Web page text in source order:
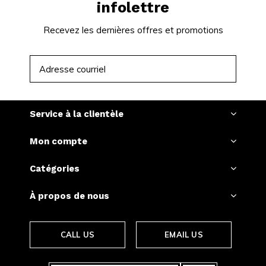
infolettre
Recevez les dernières offres et promotions
Service à la clientèle
Mon compte
Catégories
À propos de nous
CALL US EMAIL US